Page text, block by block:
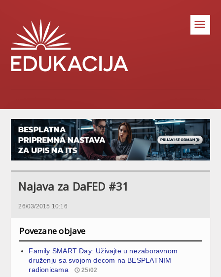
☰
Najava za DaFED #31
26/03/2015 10:16
Povezane objave
Family SMART Day: Uživajte u nezaboravnom
druženju sa svojom decom na BESPLATNIM
radionicama
25/02